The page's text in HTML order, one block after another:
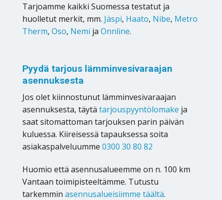
Tarjoamme kaikki Suomessa testatut ja
huolletut merkit, mm. Jäspi, Haato, Nibe, Metro
Therm, Oso, Nemi ja Onnline.
Pyydä tarjous lämminvesivaraajan
asennuksesta
Jos olet kiinnostunut lämminvesivaraajan
asennuksesta, täytä tarjouspyyntölomake ja
saat sitomattoman tarjouksen parin päivän
kuluessa. Kiireisessä tapauksessa soita
asiakaspalveluumme 0300 30 80 82
Huomio että asennusalueemme on n. 100 km
Vantaan toimipisteeltämme. Tutustu
tarkemmin asennusalueisiimme täältä.